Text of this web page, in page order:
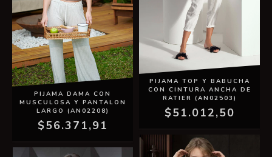
PIJAMA DAMA CON
MUSCULOSA Y PANTALON
LARGO (AN02208)
$56.371,91
PIJAMA TOP Y BABUCHA
CON CINTURA ANCHA DE
RATIER (AN02503)
$51.012,50